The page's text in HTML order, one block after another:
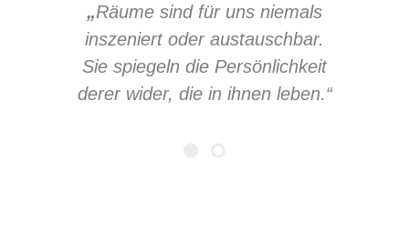
„Räume sind für uns niemals
inszeniert oder austauschbar.
Sie spiegeln die Persönlichkeit
derer wider, die in ihnen leben.“